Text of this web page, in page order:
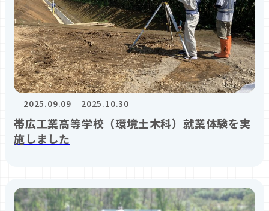
2025.09.09 2025.10.30
帯広工業高等学校（環境土木科）就業体験を実
施しました